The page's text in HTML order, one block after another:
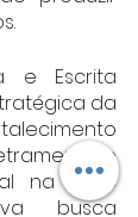
e Escrita
da
e
na rede
busca